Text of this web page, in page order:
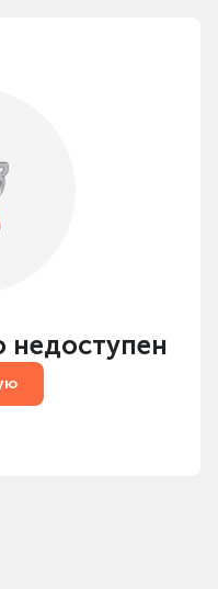
недоступен